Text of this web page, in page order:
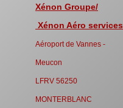
Xénon Groupe/
Xénon Aéro services
Aéroport de Vannes -
Meucon
LFRV 56250
MONTERBLANC